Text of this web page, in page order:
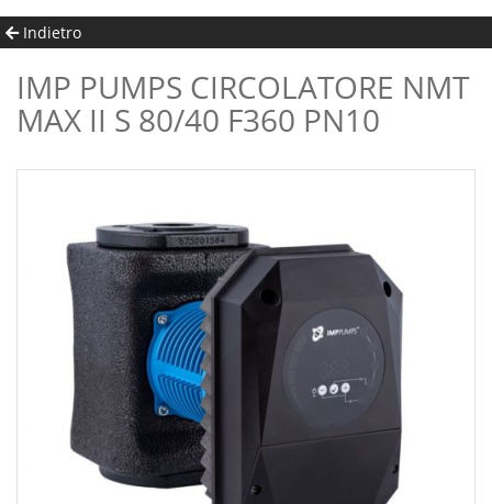
Indietro
IMP PUMPS CIRCOLATORE NMT
MAX II S 80/40 F360 PN10